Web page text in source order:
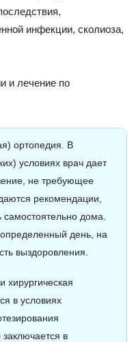
инфекции, сколиоза,
и лечение по
ортопедия. В
условиях врач дает
не требующее
рекомендации,
дома.
день, на
выздоровления.
хирургическая
в условиях
заключается в